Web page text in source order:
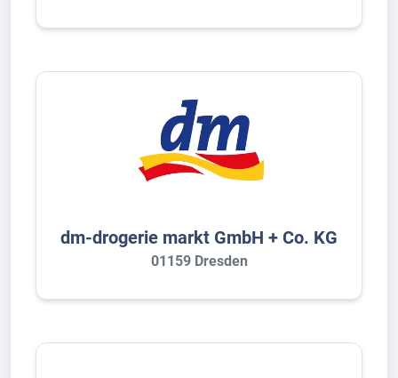
dm-drogerie markt GmbH + Co. KG
01159 Dresden